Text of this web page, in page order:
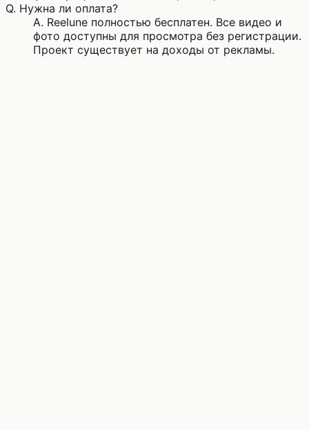
Q. Нужна ли оплата?
A. Reelune полностью бесплатен. Все видео и
фото доступны для просмотра без регистрации.
Проект существует на доходы от рекламы.